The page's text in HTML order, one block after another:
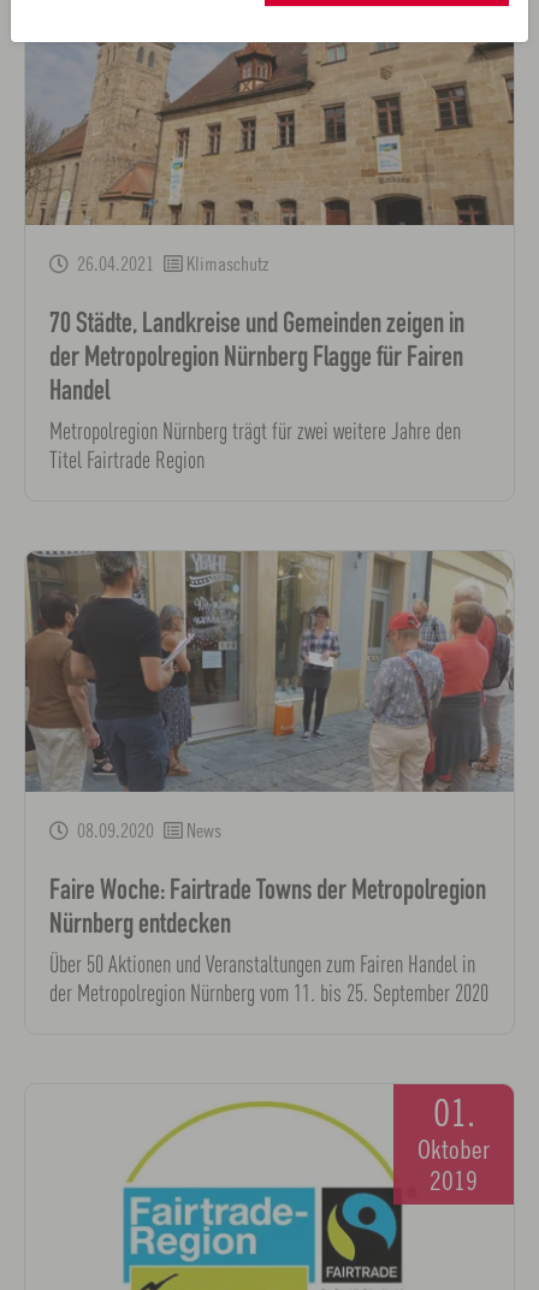
26.04.2021 Klimaschutz
70 Städte, Landkreise und Gemeinden zeigen in
der Metropolregion Nürnberg Flagge für Fairen
Handel
Metropolregion Nürnberg trägt für zwei weitere Jahre den
Titel Fairtrade Region
08.09.2020 News
Faire Woche: Fairtrade Towns der Metropolregion
Nürnberg entdecken
Über 50 Aktionen und Veranstaltungen zum Fairen Handel in
der Metropolregion Nürnberg vom 11. bis 25. September 2020
01.
Oktober
2019